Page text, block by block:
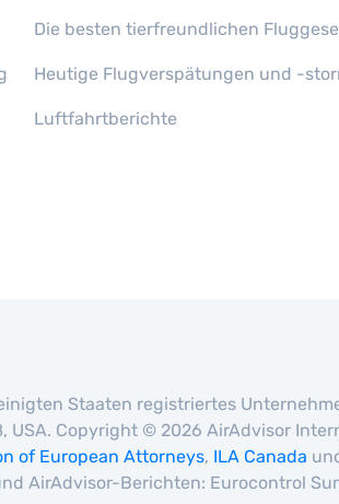
Die besten tierfreundlichen
Heutige Flugverspätungen und -
Luftfahrtberichte
Staaten registriertes
USA. Copyright © 2026 AirAdvisor
of European Attorneys, ILA Canada
AirAdvisor-Berichten: Eurocontrol